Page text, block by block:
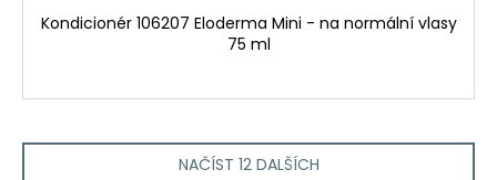
Kondicionér 106207 Eloderma Mini - na normální vlasy
75 ml
NAČÍST 12 DALŠÍCH